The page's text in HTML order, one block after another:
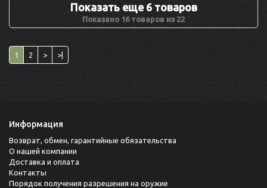
Показать еще 6 товаров
Показано 16 товаров из 22
1 2 > >|
Информация
Возврат, обмен, гарантийные обязательства
О нашей компании
Доставка и оплата
Контакты
Порядок получения разрешения на оружие